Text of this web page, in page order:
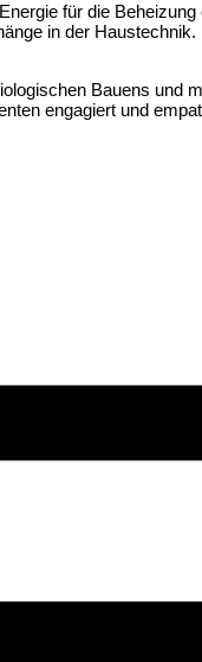
für die
in der Haustechnik.
Bauens
engagiert und